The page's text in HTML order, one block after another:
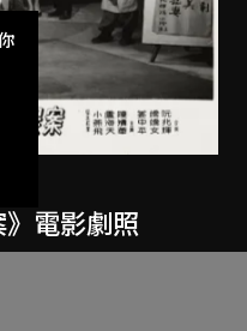
》電影劇照